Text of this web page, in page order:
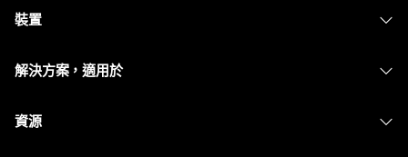
裝置
解決方案，適用於
資源